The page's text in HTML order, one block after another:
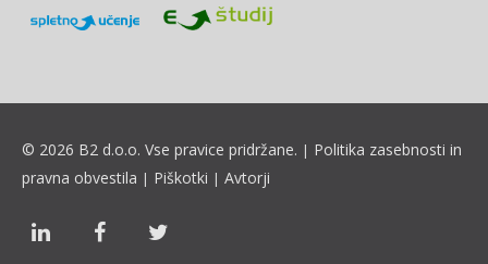
© 2026 B2 d.o.o. Vse pravice pridržane. | Politika zasebnosti in
pravna obvestila | Piškotki | Avtorji